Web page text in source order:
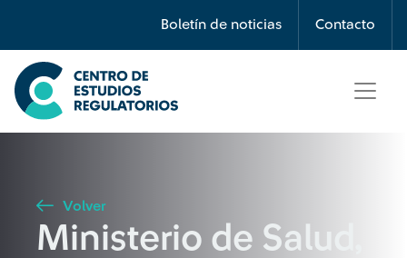
Boletín de noticias Contacto
Búsqueda
Seleccione país
Buscar
Volver
Ministerio de Salud,